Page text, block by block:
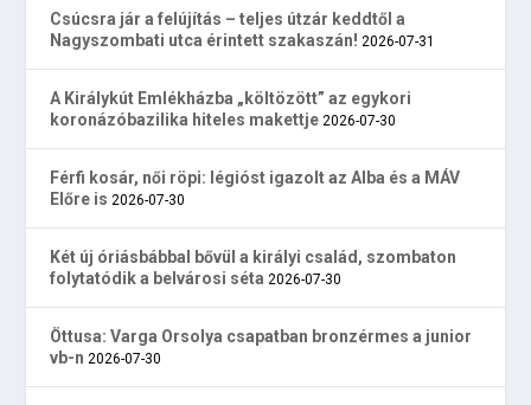
Csúcsra jár a felújítás – teljes útzár keddtől a
Nagyszombati utca érintett szakaszán! 2026-07-31
A Királykút Emlékházba „költözött” az egykori
koronázóbazilika hiteles makettje 2026-07-30
Férfi kosár, női röpi: légióst igazolt az Alba és a MÁV
Előre is 2026-07-30
Két új óriásbábbal bővül a királyi család, szombaton
folytatódik a belvárosi séta 2026-07-30
Öttusa: Varga Orsolya csapatban bronzérmes a junior
vb-n 2026-07-30